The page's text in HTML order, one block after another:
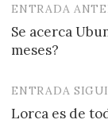
de
ENTRADA
Se acerca
meses?
ENTRADA
Lorca es de